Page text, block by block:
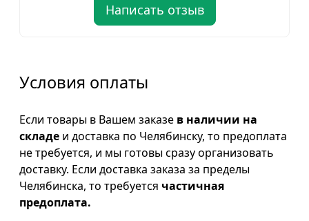
Написать отзыв
Условия оплаты
Если товары в Вашем заказе в наличии на
складе и доставка по Челябинску, то предоплата
не требуется, и мы готовы сразу организовать
доставку. Если доставка заказа за пределы
Челябинска, то требуется частичная
предоплата.